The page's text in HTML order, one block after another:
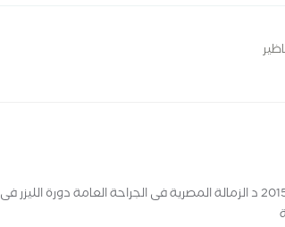
بكالوريوس الطب والجراحة ماجستير الجراحة العامة سنة 2015 د الزمالة المصرية فى الجراحة العامة دورة الليزر فى